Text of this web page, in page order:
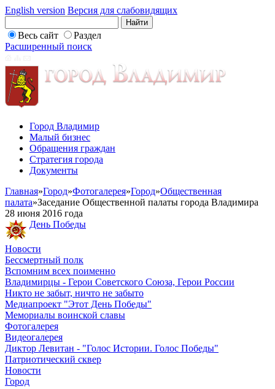
English version Версия для слабовидящих
Весь сайт
Раздел
Расширенный поиск
Город Владимир
Малый бизнес
Обращения граждан
Стратегия города
Документы
Главная»Город»Фотогалерея»Город»Общественная
палата»Заседание Общественной палаты города Владимира
28 июня 2016 года
День Победы
Новости
Бессмертный полк
Вспомним всех поименно
Владимирцы - Герои Советского Союза, Герои России
Никто не забыт, ничто не забыто
Медиапроект "Этот День Победы"
Мемориалы воинской славы
Фотогалерея
Видеогалерея
Диктор Левитан - "Голос Истории. Голос Победы"
Патриотический сквер
Новости
Город